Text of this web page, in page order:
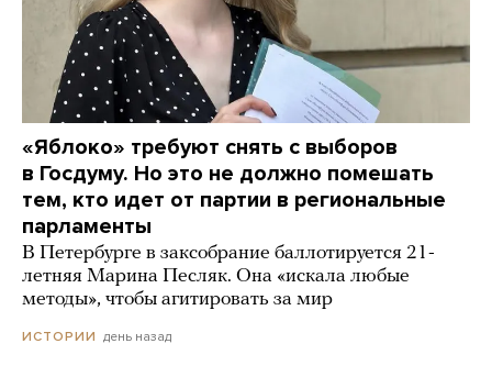
«Яблоко» требуют снять с выборов
в Госдуму. Но это не должно помешать
тем, кто идет от партии в региональные
парламенты
В Петербурге в заксобрание баллотируется 21-
летняя Марина Песляк. Она «искала любые
методы», чтобы агитировать за мир
ИСТОРИИ день назад